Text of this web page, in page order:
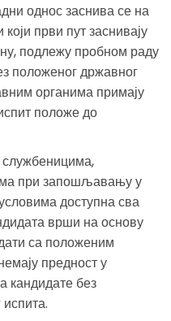
однос заснива се на
први пут заснивају
подлежу пробном раду
положеног државног
органима примају
положе до
при запошљавању у
доступна сва
врши на основу
са положеним
предност у
кандидате без